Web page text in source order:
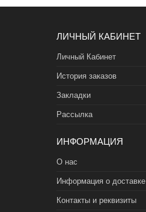
ЛИЧНЫЙ КАБИНЕТ
Личный Кабинет
История заказов
Закладки
Рассылка
ИНФОРМАЦИЯ
О нас
Информация о доставке
Контакты и реквизиты